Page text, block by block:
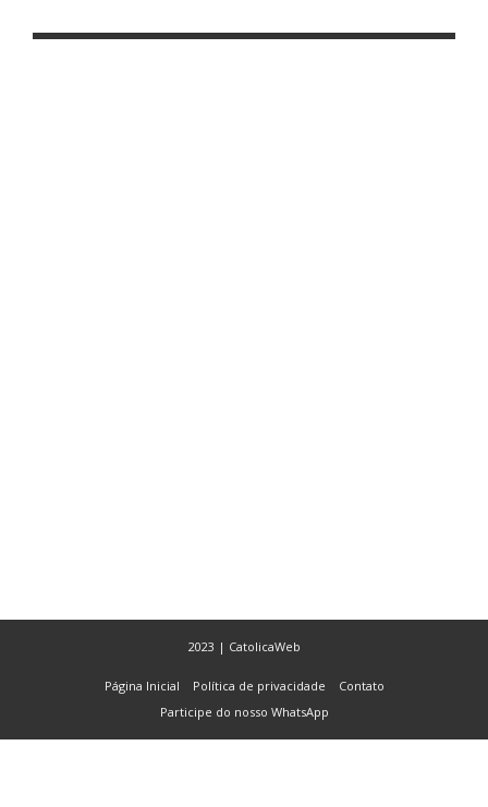
2023 | CatolicaWeb
Página Inicial Política de privacidade
Contato
Participe do nosso WhatsApp